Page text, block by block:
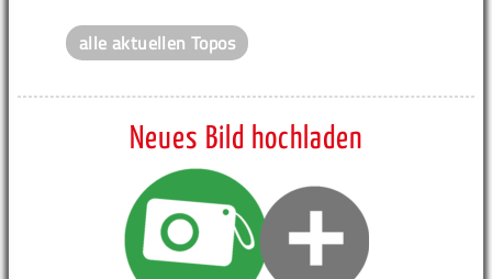
alle aktuellen Topos
Neues Bild hochladen